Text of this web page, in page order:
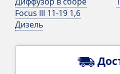
Focus III 11-19 1,6
Дизель